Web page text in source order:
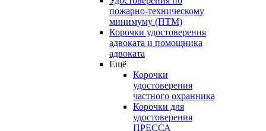
пожарно-техническому
минимуму (ПТМ)
Корочки удостоверения
адвоката и помощника
адвоката
Ещё
Корочки
удостоверения
частного охранника
Корочки для
удостоверения
ПРЕССА